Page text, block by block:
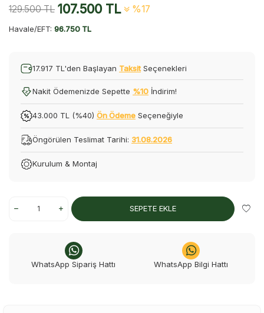
129.500TL 107.500TL %17
Havale/EFT: 96.750 TL
17.917 TL'den Başlayan Taksit Seçenekleri
Nakit Ödemenizde Sepette %10 İndirim!
43.000 TL (%40) Ön Ödeme Seçeneğiyle
Öngörülen Teslimat Tarihi: 31.08.2026
Kurulum & Montaj
SEPETE EKLE
WhatsApp Sipariş Hattı WhatsApp Bilgi Hattı